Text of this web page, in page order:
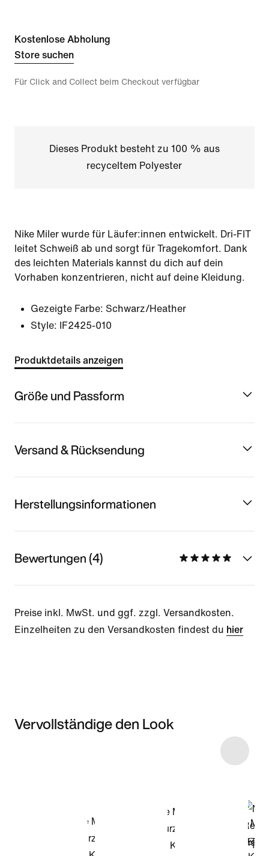
Kostenlose Abholung
Store suchen
Für Click and Collect beim Checkout verfügbar
Dieses Produkt besteht zu 100 % aus
recyceltem Polyester
Nike Miler wurde für Läufer:innen entwickelt. Dri-FIT
leitet Schweiß ab und sorgt für Tragekomfort. Dank
des leichten Materials kannst du dich auf dein
Vorhaben konzentrieren, nicht auf deine Kleidung.
Gezeigte Farbe: Schwarz/Heather
Style:
IF2425-010
Produktdetails anzeigen
Größe und Passform
Versand & Rücksendung
Herstellungsinformationen
Bewertungen (4)
Preise inkl. MwSt. und ggf. zzgl. Versandkosten.
Einzelheiten zu den Versandkosten findest du hier
Vervollständige den Look